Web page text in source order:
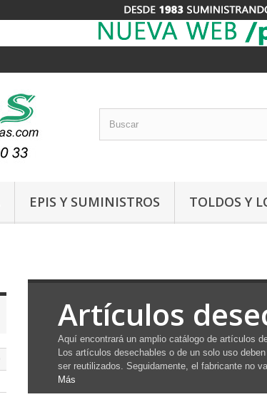
EPIS Y SUMINISTROS TOLDOS Y
Artículos
Aquí encontrará un amplio catálogo de artículos
Los artículos desechables o de un solo uso
ser reutilizados. Seguidamente, el fabricante no
Más